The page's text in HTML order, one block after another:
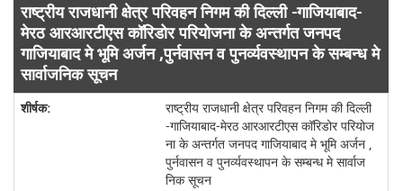
राष्ट्रीय राजधानी क्षेत्र परिवहन निगम की दिल्ली -गाजियाबाद-
मेरठ आरआरटीएस कॉरिडोर परियोजना के अन्तर्गत जनपद
गाजियाबाद मे भूमि अर्जन ,पुर्नवासन व पुनर्व्यवस्थापन के सम्बन्ध मे
सार्वाजनिक सूचन
राष्ट्रीय राजधानी क्षेत्र परिवहन निगम की दिल्ली
-गाजियाबाद-मेरठ आरआरटीएस कॉरिडोर परियोज
ना के अन्तर्गत जनपद गाजियाबाद मे भूमि अर्जन ,
पुर्नवासन व पुनर्व्यवस्थापन के सम्बन्ध मे सार्वाज
निक सूचन